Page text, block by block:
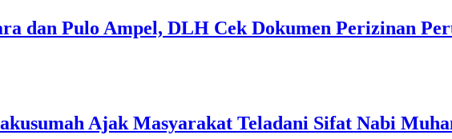
dan Pulo Ampel, DLH Cek Dokumen Perizinan
Ajak Masyarakat Teladani Sifat Nabi